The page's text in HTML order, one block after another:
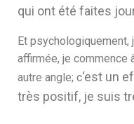
qui ont été faites
Et
affirmée, je commence
autre angle; c‘est un
très positif, je suis